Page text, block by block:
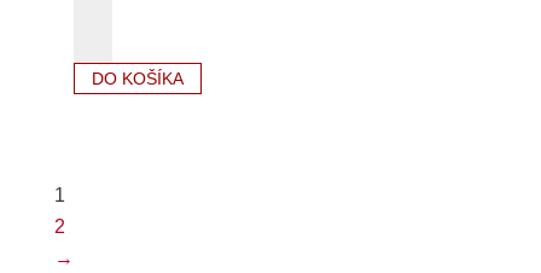
moravský
DO KOŠÍKA
1
2
→